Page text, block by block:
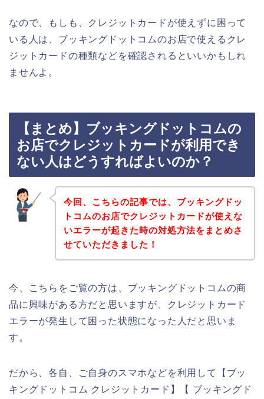
なので、もしも、クレジットカードが使えずに困って
いる人は、ブッキングドットコムのお店で使えるクレ
ジットカードの種類などを確認されるといいかもしれ
ませんよ。
【まとめ】ブッキングドットコムの
お店でクレジットカードが利用でき
ない人はどうすればよいのか？
今回、こちらの記事では、ブッキングドッ
トコムのお店でクレジットカードが使えな
いエラーが起きた時の対処方法をまとめさ
せていただきました！
今、こちらをご覧の方は、ブッキングドットコムの商
品に興味がある方だと思いますが、クレジットカード
エラーが発生して困った状態になった人だと思いま
す。
だから、各自、ご自身のスマホなどを利用して【ブッ
キングドットコム クレジットカード】【 ブッキングド